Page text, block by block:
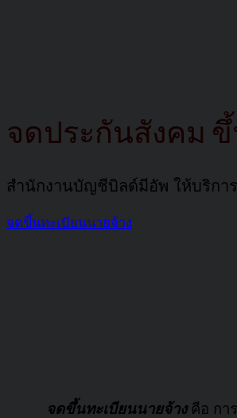
จดประกันสังคม ขึ้
สำนักงานบัญชีบิลด์มีอัพ ให้บริกา
จดขึ้นทะเบียนนายจ้าง
จดขึ้นทะเบียนนายจ้างคือ กา